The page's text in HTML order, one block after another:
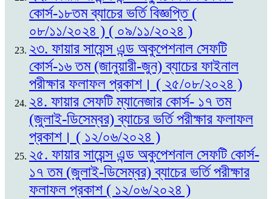
কোর্স-১৮তম ব্যাচের ভর্তি বিজ্ঞপ্তি (
০৮/১১/২০২৪ ) ( ০৯/১১/২০২৪ )
২৩. ফায়ার সায়েন্স এন্ড অকুপেশনাল সেফটি
কোর্স-১৬ তম (জানুয়ারী-জুন) ব্যাচের ফাইনাল
পরীক্ষার ফলাফল প্রকাশ। ( ২৫/০৮/২০২৪ )
২৪. ফায়ার সেফটি ম্যানেজার কোর্স- ১৭ তম
(জুলাই-ডিসেম্বর) ব্যাচের ভর্তি পরীক্ষার ফলাফল
প্রকাশ। ( ১২/০৬/২০২৪ )
২৫. ফায়ার সায়েন্স এন্ড অকুপেশনাল সেফটি কোর্স-
১৭ তম (জুলাই-ডিসেম্বর) ব্যাচের ভর্তি পরীক্ষার
ফলাফল প্রকাশ ( ১২/০৬/২০২৪ )